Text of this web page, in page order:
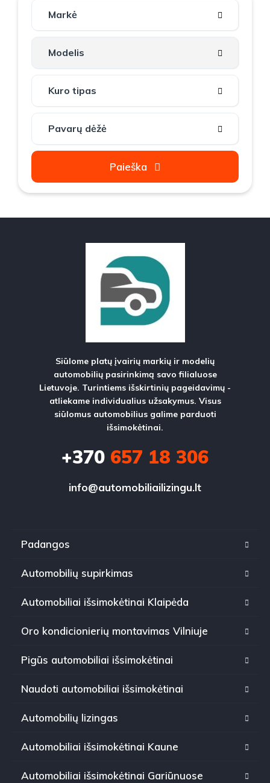
Paieška
Siūlome platų įvairių markių ir modelių
automobilių pasirinkimą savo filialuose
Lietuvoje. Turintiems išskirtinių pageidavimų -
atliekame individualius užsakymus. Visus
siūlomus automobilius galime parduoti
išsimokėtinai.
+370 657 18 306
info@automobiliailizingu.lt
Padangos
Automobilių supirkimas
Automobiliai išsimokėtinai Klaipėda
Oro kondicionierių montavimas Vilniuje
Pigūs automobiliai išsimokėtinai
Naudoti automobiliai išsimokėtinai
Automobilių lizingas
Automobiliai išsimokėtinai Kaune
Automobiliai išsimokėtinai Gariūnuose